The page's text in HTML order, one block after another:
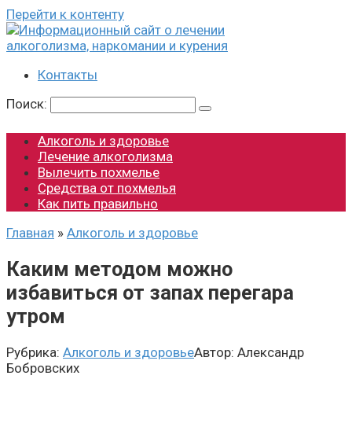
Перейти к контенту
Контакты
Поиск:
Алкоголь и здоровье
Лечение алкоголизма
Вылечить похмелье
Средства от похмелья
Как пить правильно
Главная » Алкоголь и здоровье
Каким методом можно
избавиться от запах перегара
утром
Рубрика: Алкоголь и здоровьеАвтор: Александр
Бобровских